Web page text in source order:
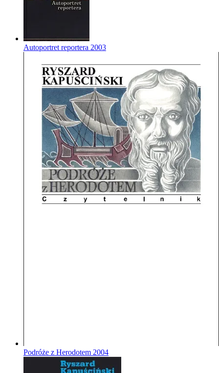
Autoportret reportera 2003
Podróże z Herodotem 2004